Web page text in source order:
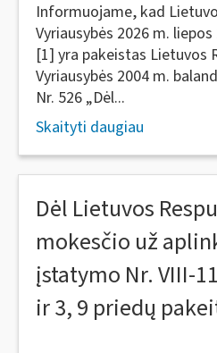
Informuojame, kad
Vyriausybės 2026 m.
[1] yra pakeistas Lietuvos
Vyriausybės 2004 m.
Nr. 526 „Dėl...
Skaityti daugiau
Dėl Lietuvos
mokesčio už
įstatymo Nr. VIII-
ir 3, 9 priedų